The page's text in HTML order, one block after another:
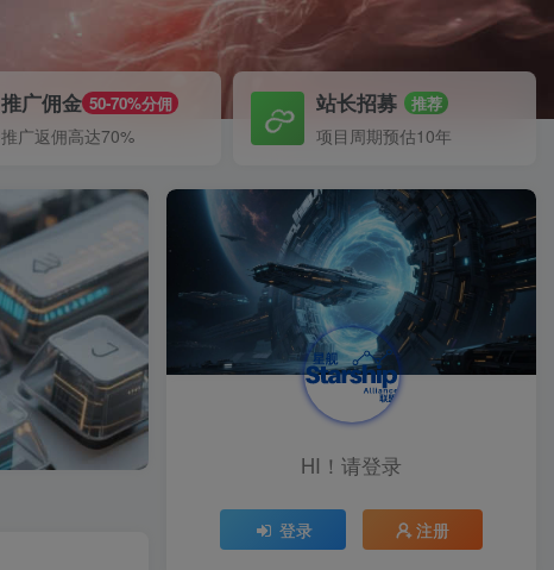
推广佣金 50-70%分佣
推广返佣高达70%
站长招募 推荐
项目周期预估10年
HI！请登录
登录 注册